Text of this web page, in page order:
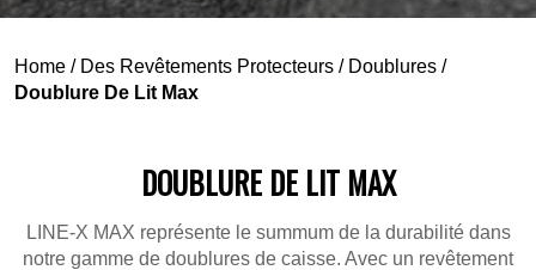
Home / Des Revêtements Protecteurs / Doublures /
Doublure De Lit Max
DOUBLURE DE LIT MAX
LINE-X MAX représente le summum de la durabilité dans
notre gamme de doublures de caisse. Avec un revêtement